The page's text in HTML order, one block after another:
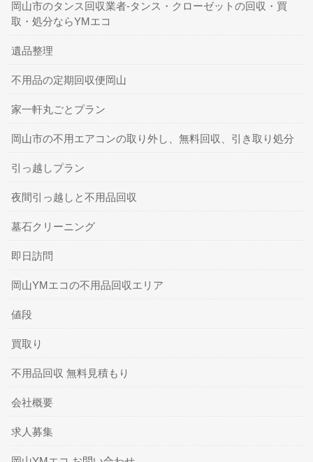
岡山市のタンス回収業者-タンス・クローゼットの回収・買
取・処分ならYMエコ
遺品整理
不用品の定期回収便岡山
家一軒丸ごとプラン
岡山市の不用エアコンの取り外し、無料回収、引き取り処分
引っ越しプラン
夜間引っ越しと不用品回収
墓石クリーニング
即日訪問
岡山YMエコの不用品回収エリア
値段
買取り
不用品回収 無料見積もり
会社概要
求人募集